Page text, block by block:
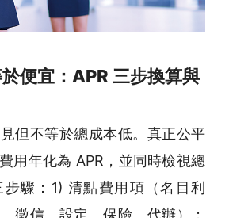
便宜：APR 三步換算與
見但不等於總成本低。真正公平
用年化為 APR，並同時檢視總
驟：1) 清點費用項（名目利
徵信、設定、保險、代辦）；